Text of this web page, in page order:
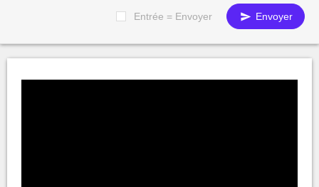
Entrée = Envoyer Envoyer